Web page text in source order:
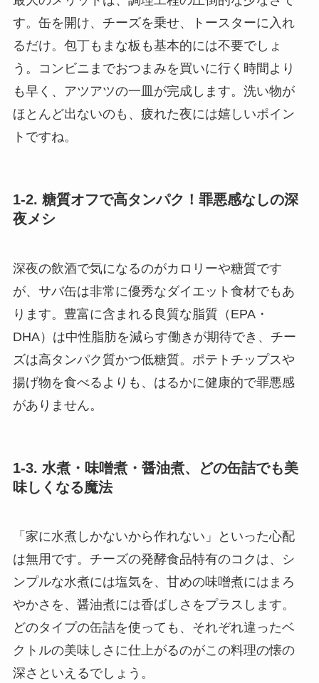
す。缶を開け、チーズを乗せ、トースターに入れ
るだけ。包丁もまな板も基本的には不要でしょ
う。コンビニまでおつまみを買いに行く時間より
も早く、アツアツの一皿が完成します。洗い物が
ほとんど出ないのも、疲れた夜には嬉しいポイン
トですね。
1-2. 糖質オフで高タンパク！罪悪感なしの深
夜メシ
深夜の飲酒で気になるのがカロリーや糖質です
が、サバ缶は非常に優秀なダイエット食材でもあ
ります。豊富に含まれる良質な脂質（EPA・
DHA）は中性脂肪を減らす働きが期待でき、チー
ズは高タンパク質かつ低糖質。ポテトチップスや
揚げ物を食べるよりも、はるかに健康的で罪悪感
がありません。
1-3. 水煮・味噌煮・醤油煮、どの缶詰でも美
味しくなる魔法
「家に水煮しかないから作れない」といった心配
は無用です。チーズの発酵食品特有のコクは、シ
ンプルな水煮には塩気を、甘めの味噌煮にはまろ
やかさを、醤油煮には香ばしさをプラスします。
どのタイプの缶詰を使っても、それぞれ違ったベ
クトルの美味しさに仕上がるのがこの料理の懐の
深さといえるでしょう。